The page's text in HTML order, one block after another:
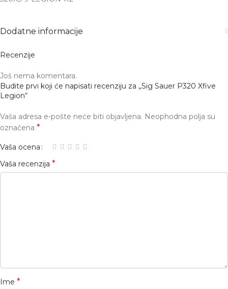
Dodatne informacije
Recenzije
Još nema komentara.
Budite prvi koji će napisati recenziju za „Sig Sauer P320 Xfive
Legion“
Vaša adresa e-pošte neće biti objavljena. Neophodna polja su
označena *
Vaša ocena
Vaša recenzija *
Ime *